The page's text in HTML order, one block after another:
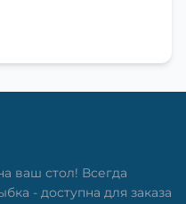
ваш стол! Всегда
- доступна для заказа